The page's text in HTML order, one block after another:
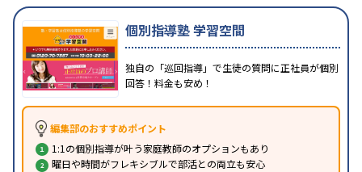
個別指導塾 学習空間
独自の「巡回指導」で生徒の質問に正社員が個別
回答！料金も安め！
編集部のおすすめポイント
1:1の個別指導が叶う家庭教師のオプションもあり
曜日や時間がフレキシブルで部活との両立も安心